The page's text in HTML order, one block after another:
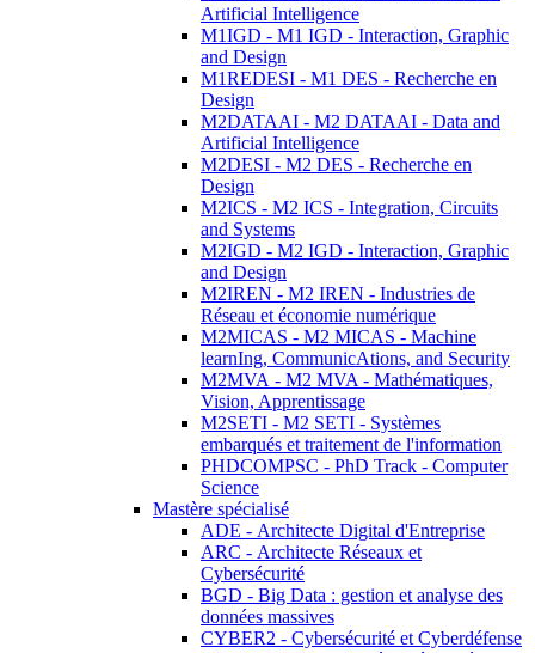
Artificial Intelligence
M1IGD - M1 IGD - Interaction, Graphic
and Design
M1REDESI - M1 DES - Recherche en
Design
M2DATAAI - M2 DATAAI - Data and
Artificial Intelligence
M2DESI - M2 DES - Recherche en
Design
M2ICS - M2 ICS - Integration, Circuits
and Systems
M2IGD - M2 IGD - Interaction, Graphic
and Design
M2IREN - M2 IREN - Industries de
Réseau et économie numérique
M2MICAS - M2 MICAS - Machine
learnIng, CommunicAtions, and Security
M2MVA - M2 MVA - Mathématiques,
Vision, Apprentissage
M2SETI - M2 SETI - Systèmes
embarqués et traitement de l'information
PHDCOMPSC - PhD Track - Computer
Science
Mastère spécialisé
ADE - Architecte Digital d'Entreprise
ARC - Architecte Réseaux et
Cybersécurité
BGD - Big Data : gestion et analyse des
données massives
CYBER2 - Cybersécurité et Cyberdéfense